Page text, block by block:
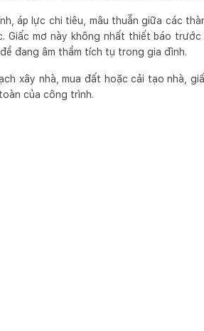
áp lực chi tiêu, mâu thuẫn giữa các
Giấc mơ này không nhất thiết báo
đang âm thầm tích tụ trong gia đình.
xây nhà, mua đất hoặc cải tạo nhà,
của công trình.